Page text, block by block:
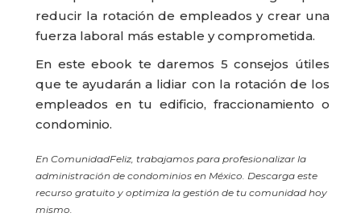
reducir la rotación de empleados y crear una
fuerza laboral más estable y comprometida.
En este ebook te daremos 5 consejos útiles
que te ayudarán a lidiar con la rotación de los
empleados en tu edificio, fraccionamiento o
condominio.
En ComunidadFeliz, trabajamos para profesionalizar la
administración de condominios en México. Descarga este
recurso gratuito y optimiza la gestión de tu comunidad hoy
mismo.